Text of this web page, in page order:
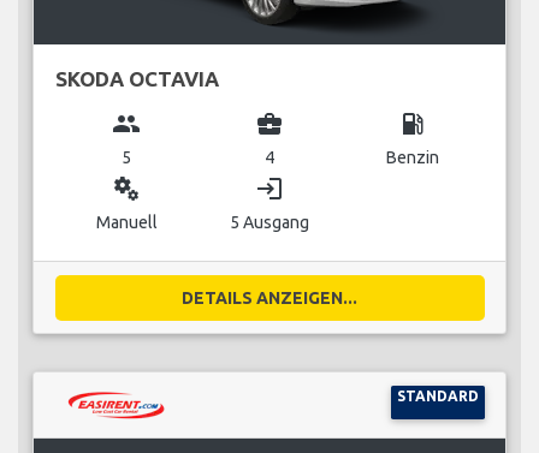
SKODA OCTAVIA
group
5
business_center
4
local_gas_station
Benzin
miscellaneous_services
Manuell
login
5 Ausgang
DETAILS ANZEIGEN...
STANDARD